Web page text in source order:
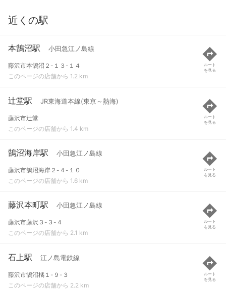
近くの駅
本鵠沼駅 小田急江ノ島線
藤沢市本鵠沼２-１３-１４
このページの店舗から 1.2 km
ルート
を見る
辻堂駅 JR東海道本線(東京～熱海)
藤沢市辻堂
このページの店舗から 1.4 km
ルート
を見る
鵠沼海岸駅 小田急江ノ島線
藤沢市鵠沼海岸２-４-１０
このページの店舗から 1.6 km
ルート
を見る
藤沢本町駅 小田急江ノ島線
藤沢市藤沢３-３-４
このページの店舗から 2.1 km
ルート
を見る
石上駅 江ノ島電鉄線
藤沢市鵠沼橘１-９-３
このページの店舗から 2.2 km
ルート
を見る